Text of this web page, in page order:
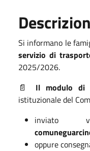
Si informano le
servizio di
2025/2026.
📄 Il modulo di
istituzionale del
inviato
oppure